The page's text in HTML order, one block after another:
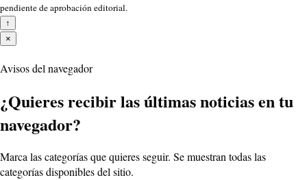
pendiente de aprobación editorial.
↑
×
Avisos del navegador
¿Quieres recibir las últimas noticias en tu
navegador?
Marca las categorías que quieres seguir. Se muestran todas las
categorías disponibles del sitio.